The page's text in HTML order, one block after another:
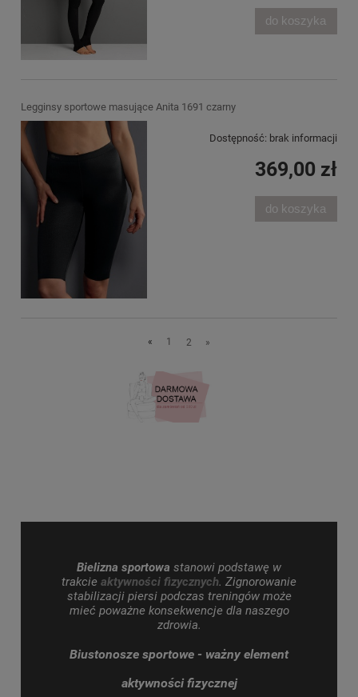
do koszyka
Legginsy sportowe masujące Anita 1691 czarny
Dostępność: brak informacji
369,00 zł
do koszyka
« 1 2 »
Bielizna sportowa stanowi podstawę w
trakcie aktywności fizycznych. Zignorowanie
stabilizacji piersi podczas treningów może
mieć poważne konsekwencje dla naszego
zdrowia.
Biustonosze sportowe - ważny element
aktywności fizycznej